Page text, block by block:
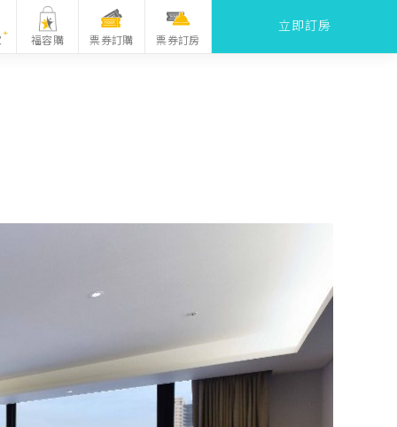
福容購 票券訂購 票券訂房
立即訂房